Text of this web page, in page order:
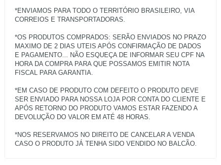
*ENVIAMOS PARA TODO O TERRITÓRIO BRASILEIRO, VIA
CORREIOS E TRANSPORTADORAS.
*OS PRODUTOS COMPRADOS: SERÃO ENVIADOS NO PRAZO
MAXIMO DE 2 DIAS UTEIS APÓS CONFIRMAÇÃO DE DADOS
E PAGAMENTO... NÃO ESQUEÇA DE INFORMAR SEU CPF NA
HORA DA COMPRA PARA QUE POSSAMOS EMITIR NOTA
FISCAL PARA GARANTIA.
*EM CASO DE PRODUTO COM DEFEITO O PRODUTO DEVE
SER ENVIADO PARA NOSSA LOJA POR CONTA DO CLIENTE E
APÓS RETORNO DO PRODUTO VAMOS ESTAR FAZENDO A
DEVOLUÇÃO DO VALOR EM ATÉ 48 HORAS.
*NOS RESERVAMOS NO DIREITO DE CANCELAR A VENDA